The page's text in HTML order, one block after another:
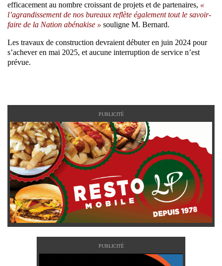
efficacement au nombre croissant de projets et de partenaires, «
l’agrandissement de nos bureaux reflète également tout le savoir-
faire de la Nation abénakise » souligne M. Bernard.
Les travaux de construction devraient débuter en juin 2024 pour
s’achever en mai 2025, et aucune interruption de service n’est
prévue.
PUBLICITÉ
PUBLICITÉ